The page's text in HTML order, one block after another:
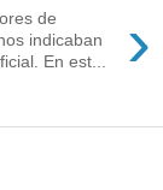
›
de
indicaban
En est...